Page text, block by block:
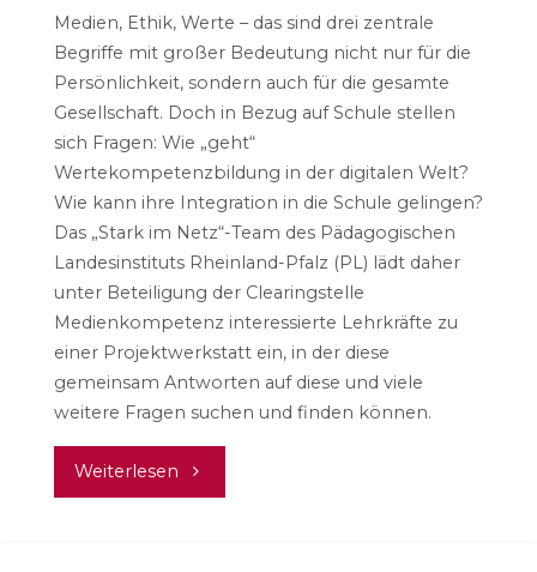
Medien, Ethik, Werte – das sind drei zentrale
Begriffe mit großer Bedeutung nicht nur für die
Persönlichkeit, sondern auch für die gesamte
Gesellschaft. Doch in Bezug auf Schule stellen
sich Fragen: Wie „geht“
Wertekompetenzbildung in der digitalen Welt?
Wie kann ihre Integration in die Schule gelingen?
Das „Stark im Netz“-Team des Pädagogischen
Landesinstituts Rheinland-Pfalz (PL) lädt daher
unter Beteiligung der Clearingstelle
Medienkompetenz interessierte Lehrkräfte zu
einer Projektwerkstatt ein, in der diese
gemeinsam Antworten auf diese und viele
weitere Fragen suchen und finden können.
Weiterlesen "Projektwerkstatt